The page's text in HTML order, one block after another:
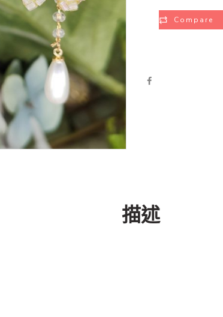
Compare
描述